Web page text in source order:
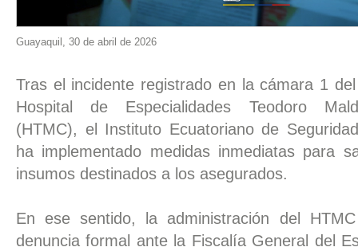
Guayaquil, 30 de abril de 2026
Tras el incidente registrado en la cámara 1
Hospital de Especialidades Teodoro
(HTMC), el Instituto Ecuatoriano de
ha implementado medidas inmediatas para
insumos destinados a los asegurados.
En ese sentido, la administración del
denuncia formal ante la Fiscalía General del